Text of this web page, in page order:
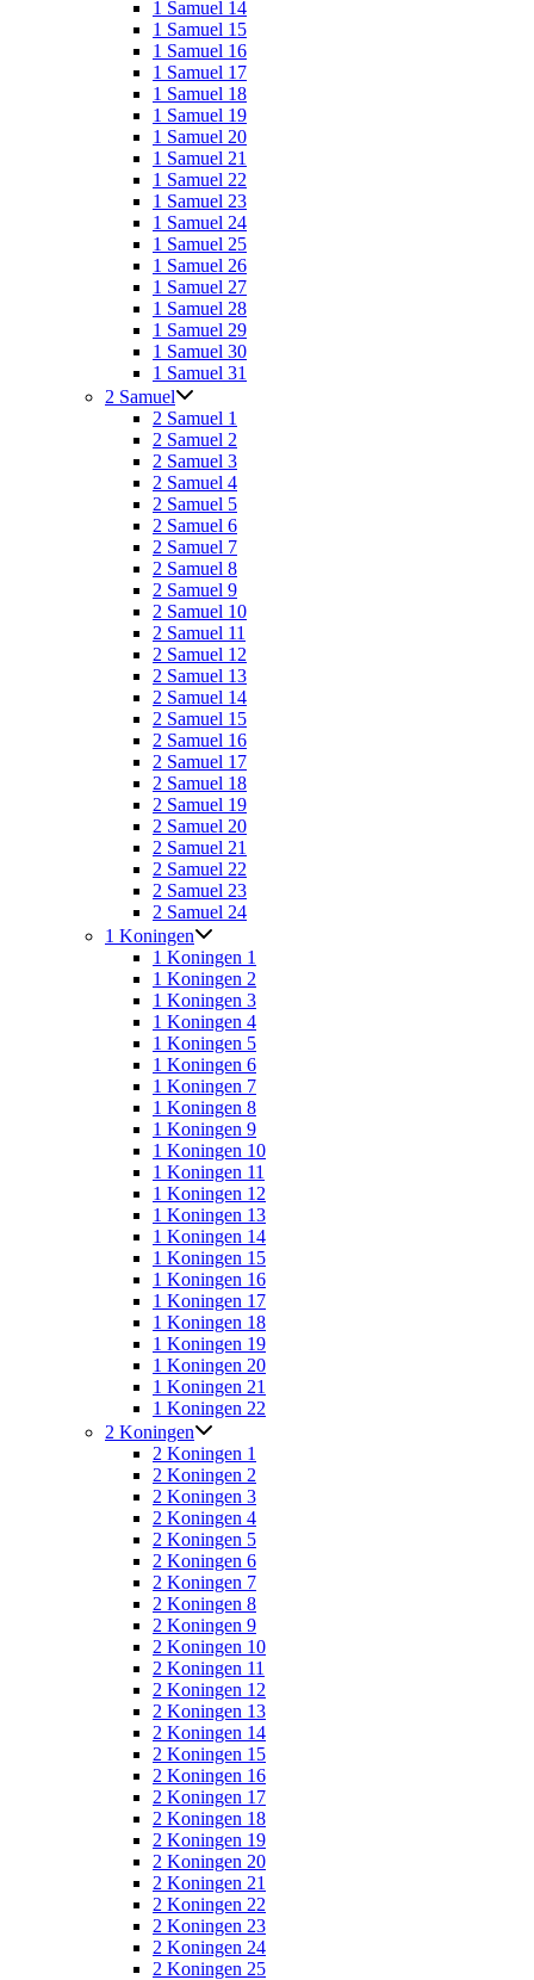
1 Samuel 14
1 Samuel 15
1 Samuel 16
1 Samuel 17
1 Samuel 18
1 Samuel 19
1 Samuel 20
1 Samuel 21
1 Samuel 22
1 Samuel 23
1 Samuel 24
1 Samuel 25
1 Samuel 26
1 Samuel 27
1 Samuel 28
1 Samuel 29
1 Samuel 30
1 Samuel 31
2 Samuel
2 Samuel 1
2 Samuel 2
2 Samuel 3
2 Samuel 4
2 Samuel 5
2 Samuel 6
2 Samuel 7
2 Samuel 8
2 Samuel 9
2 Samuel 10
2 Samuel 11
2 Samuel 12
2 Samuel 13
2 Samuel 14
2 Samuel 15
2 Samuel 16
2 Samuel 17
2 Samuel 18
2 Samuel 19
2 Samuel 20
2 Samuel 21
2 Samuel 22
2 Samuel 23
2 Samuel 24
1 Koningen
1 Koningen 1
1 Koningen 2
1 Koningen 3
1 Koningen 4
1 Koningen 5
1 Koningen 6
1 Koningen 7
1 Koningen 8
1 Koningen 9
1 Koningen 10
1 Koningen 11
1 Koningen 12
1 Koningen 13
1 Koningen 14
1 Koningen 15
1 Koningen 16
1 Koningen 17
1 Koningen 18
1 Koningen 19
1 Koningen 20
1 Koningen 21
1 Koningen 22
2 Koningen
2 Koningen 1
2 Koningen 2
2 Koningen 3
2 Koningen 4
2 Koningen 5
2 Koningen 6
2 Koningen 7
2 Koningen 8
2 Koningen 9
2 Koningen 10
2 Koningen 11
2 Koningen 12
2 Koningen 13
2 Koningen 14
2 Koningen 15
2 Koningen 16
2 Koningen 17
2 Koningen 18
2 Koningen 19
2 Koningen 20
2 Koningen 21
2 Koningen 22
2 Koningen 23
2 Koningen 24
2 Koningen 25